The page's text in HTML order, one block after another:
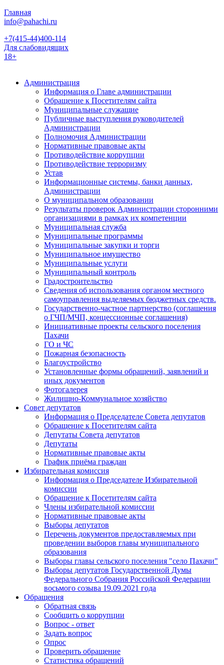
Главная
info@pahachi.ru
+7(415-44)400-114
Для слабовидящих
18+
Администрация
Информация о Главе администрации
Обращение к Посетителям сайта
Муниципальные служащие
Публичные выступления руководителей
Администрации
Полномочия Администрации
Нормативные правовые акты
Противодействие коррупции
Противодействие терроризму
Устав
Информационные системы, банки данных,
Администрации
О муниципальном образовании
Результаты проверок Администрации сторонними
организациями в рамках их компетенции
Муниципальная служба
Муниципальные программы
Муниципальные закупки и торги
Муниципальное имущество
Муниципальные услуги
Муниципальный контроль
Градостроительство
Сведения об использования органом местного
самоуправления выделяемых бюджетных средств.
Государственно-частное партнерство (соглашения
о ГЧП/МЧП, концессионные соглашения)
Инициативные проекты сельского поселения
Пахачи
ГО и ЧС
Пожарная безопасность
Благоустройство
Установленные формы обращений, заявлений и
иных документов
Фотогалерея
Жилищно-Коммунальное хозяйство
Совет депутатов
Информация о Председателе Совета депутатов
Обращение к Посетителям сайта
Депутаты Совета депутатов
Депутаты
Нормативные правовые акты
График приёма граждан
Избирательная комиссия
Информация о Председателе Избирательной
комиссии
Обращение к Посетителям сайта
Члены избирательной комиссии
Нормативные правовые акты
Выборы депутатов
Перечень документов предоставляемых при
проведении выборов главы муниципального
образования
Выборы главы сельского поселения "село Пахачи"
Выборы депутатов Государственной Думы
Федерального Собрания Российской Федерации
восьмого созыва 19.09.2021 года
Обращения
Обратная связь
Сообщить о коррупции
Вопрос - ответ
Задать вопрос
Опрос
Проверить обращение
Статистика обращений